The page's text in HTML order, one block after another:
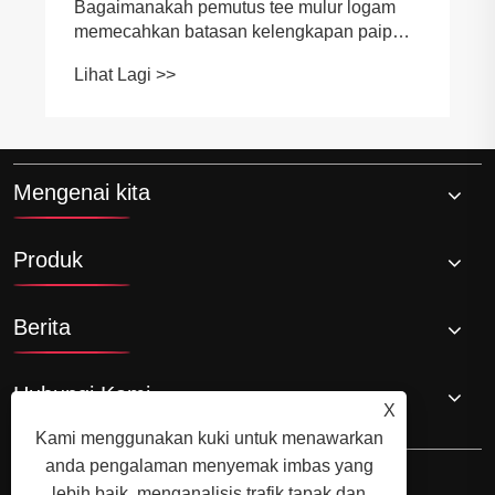
Bagaimanakah pemutus tee mulur logam
memecahkan batasan kelengkapan paip
Lihat Lagi >>
Mengenai kita
Produk
Berita
Hubungi Kami
X
Kami menggunakan kuki untuk menawarkan
anda pengalaman menyemak imbas yang